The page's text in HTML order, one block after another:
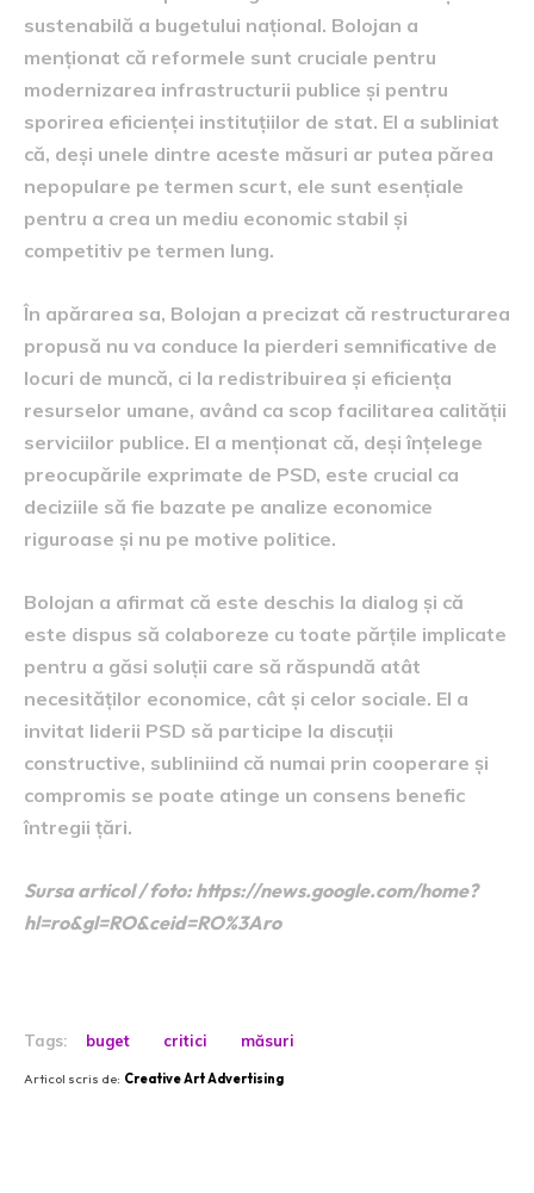
sustenabilă a bugetului național. Bolojan a
menționat că reformele sunt cruciale pentru
modernizarea infrastructurii publice și pentru
sporirea eficienței instituțiilor de stat. El a subliniat
că, deși unele dintre aceste măsuri ar putea părea
nepopulare pe termen scurt, ele sunt esențiale
pentru a crea un mediu economic stabil și
competitiv pe termen lung.
În apărarea sa, Bolojan a precizat că restructurarea
propusă nu va conduce la pierderi semnificative de
locuri de muncă, ci la redistribuirea și eficiența
resurselor umane, având ca scop facilitarea calității
serviciilor publice. El a menționat că, deși înțelege
preocupările exprimate de PSD, este crucial ca
deciziile să fie bazate pe analize economice
riguroase și nu pe motive politice.
Bolojan a afirmat că este deschis la dialog și că
este dispus să colaboreze cu toate părțile implicate
pentru a găsi soluții care să răspundă atât
necesităților economice, cât și celor sociale. El a
invitat liderii PSD să participe la discuții
constructive, subliniind că numai prin cooperare și
compromis se poate atinge un consens benefic
întregii țări.
Sursa articol / foto: https://news.google.com/home?
hl=ro&gl=RO&ceid=RO%3Aro
Tags: buget critici măsuri
Articol scris de: Creative Art Advertising